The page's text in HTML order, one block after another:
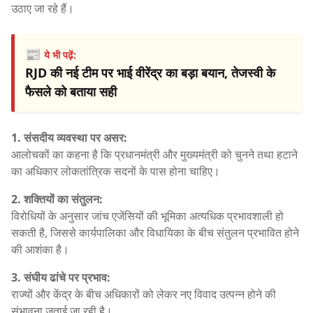
उठाए जा रहे हैं।
📰ये भी पढ़ें:
RJD की नई टीम पर भाई वीरेंद्र का बड़ा बयान, तेजस्वी के
फैसले को बताया सही
1. संसदीय व्यवस्था पर असर:
आलोचकों का कहना है कि प्रधानमंत्री और मुख्यमंत्री को चुनने तथा हटाने
का अधिकार लोकतांत्रिक सदनों के पास होना चाहिए।
2. शक्तियों का संतुलन:
विरोधियों के अनुसार जांच एजेंसियों की भूमिका अत्यधिक प्रभावशाली हो
सकती है, जिससे कार्यपालिका और विधायिका के बीच संतुलन प्रभावित होने
की आशंका है।
3. संघीय ढांचे पर प्रभाव:
राज्यों और केंद्र के बीच अधिकारों को लेकर नए विवाद उत्पन्न होने की